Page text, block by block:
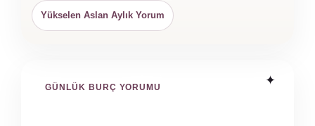
Yükselen Aslan Aylık Yorum
GÜNLÜK BURÇ YORUMU